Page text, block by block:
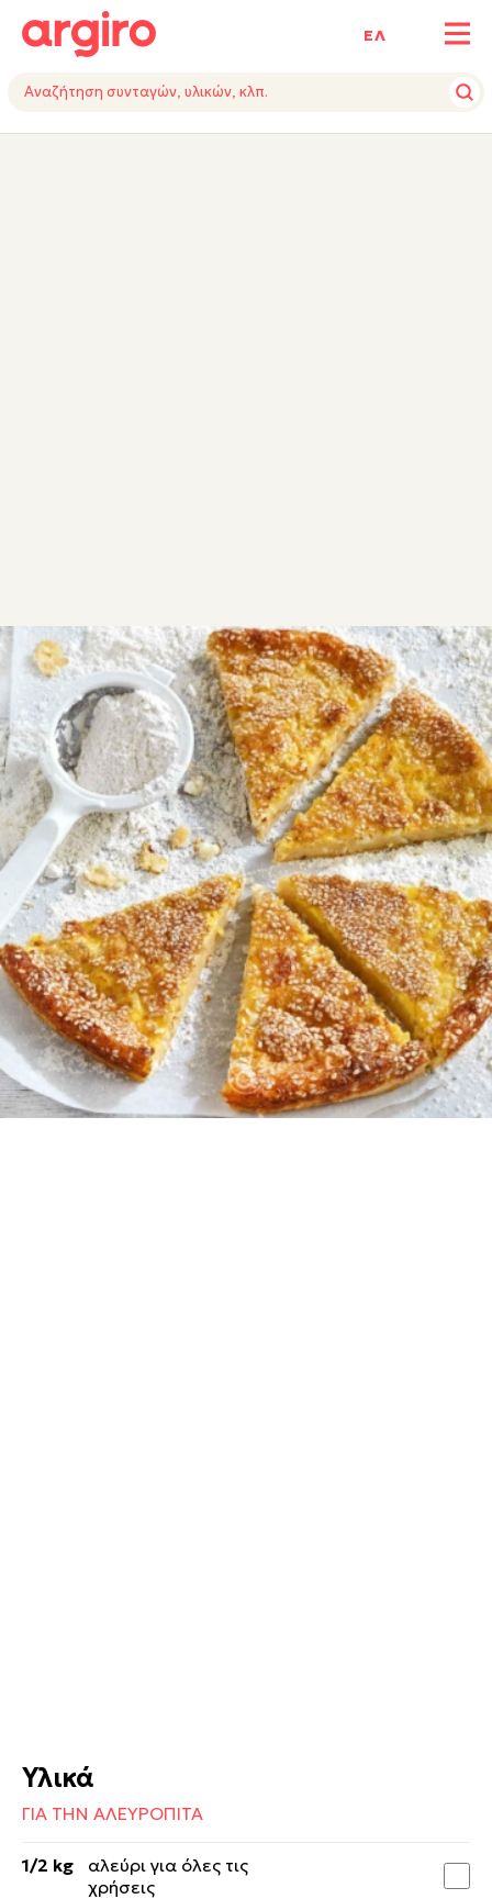
ΕΛ
ΥΛΙΚΑΕΚΤΕΛΕΣΗΕΞΟΠΛΙΣΜΟΣ
ΣΥΝΤΑΓΕΣ ΑΛΜΥΡΑ
Αλευρόπιτα εύκολη
(Ζαγορίτικη)
Εύκολη, αυθεντική ζαγορίτικη και παραδοσιακή, αυτή
η αλευρόπιτα είναι πεντανόστιμη και τρώγεται όλες
τις ώρες
Εύκολη 1:00
10 10 λεπτά 50 λεπτά
Υλικά
ΓΙΑ ΤΗΝ ΑΛΕΥΡΟΠΙΤΑ
1/2 kg
αλεύρι για όλες τις
χρήσεις